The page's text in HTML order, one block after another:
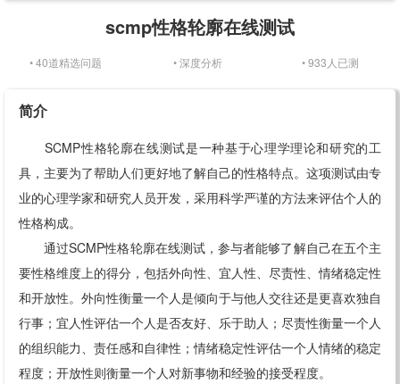
scmp性格轮廓在线测试
• 40道精选问题 • 深度分析 • 933人已测
简介
SCMP性格轮廓在线测试是一种基于心理学理论和研究的工
具，主要为了帮助人们更好地了解自己的性格特点。这项测试由专
业的心理学家和研究人员开发，采用科学严谨的方法来评估个人的
性格构成。
通过SCMP性格轮廓在线测试，参与者能够了解自己在五个主
要性格维度上的得分，包括外向性、宜人性、尽责性、情绪稳定性
和开放性。外向性衡量一个人是倾向于与他人交往还是更喜欢独自
行事；宜人性评估一个人是否友好、乐于助人；尽责性衡量一个人
的组织能力、责任感和自律性；情绪稳定性评估一个人情绪的稳定
程度；开放性则衡量一个人对新事物和经验的接受程度。